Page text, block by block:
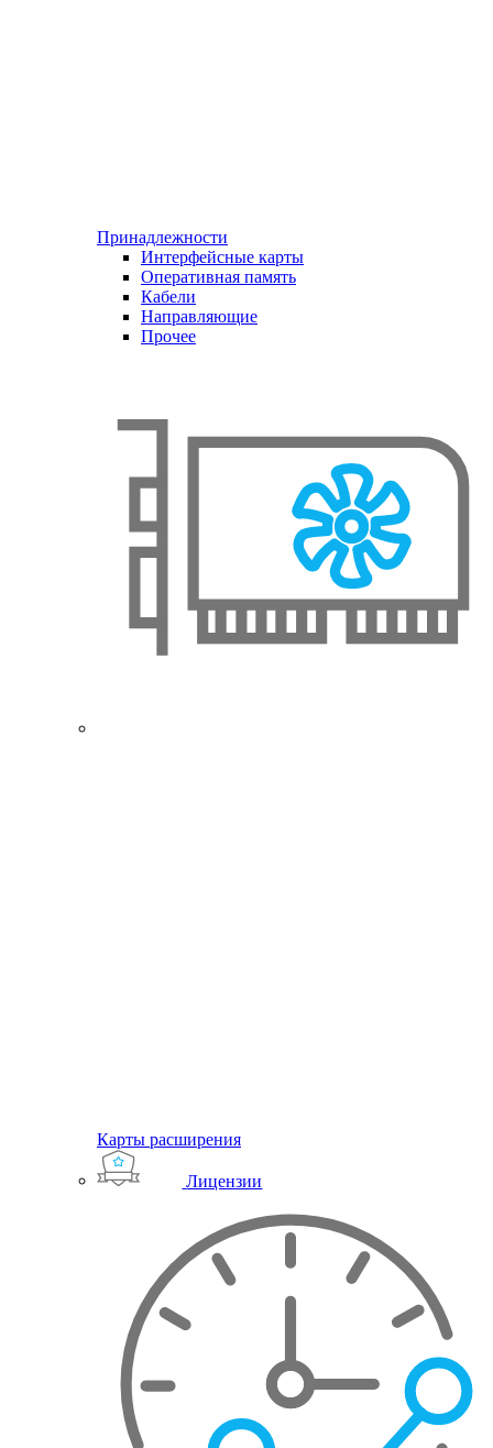
Принадлежности
Интерфейсные карты
Оперативная память
Кабели
Направляющие
Прочее
Карты расширения
Лицензии